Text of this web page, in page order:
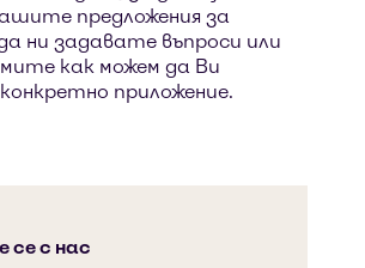
предложения за
ни задавате въпроси или
как можем да Ви
приложение.